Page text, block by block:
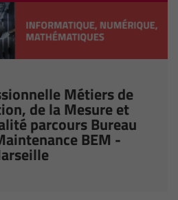
Métiers de
de la Mesure et
parcours Bureau
BEM -